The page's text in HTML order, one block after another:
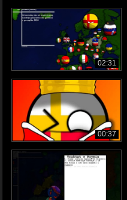
02:31
00:37